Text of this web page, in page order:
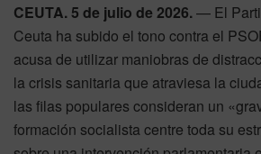
CEUTA. 5 de julio de 2026.— El
Ceuta ha subido el tono contra el
acusa de utilizar maniobras de
la crisis sanitaria que atraviesa la
las filas populares consideran un
formación socialista centre toda su